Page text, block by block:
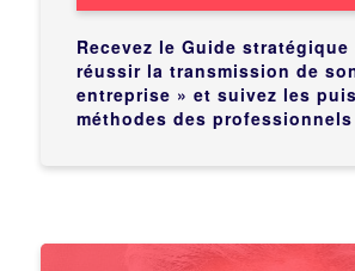
Recevez le Guide stratégique
réussir la transmission de
entreprise » et suivez les
méthodes des professionnels